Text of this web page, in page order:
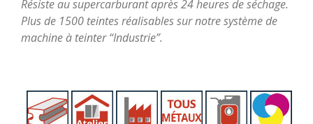
Résiste au supercarburant après 24 heures de séchage.
Plus de 1500 teintes réalisables sur notre système de
machine à teinter “Industrie”.